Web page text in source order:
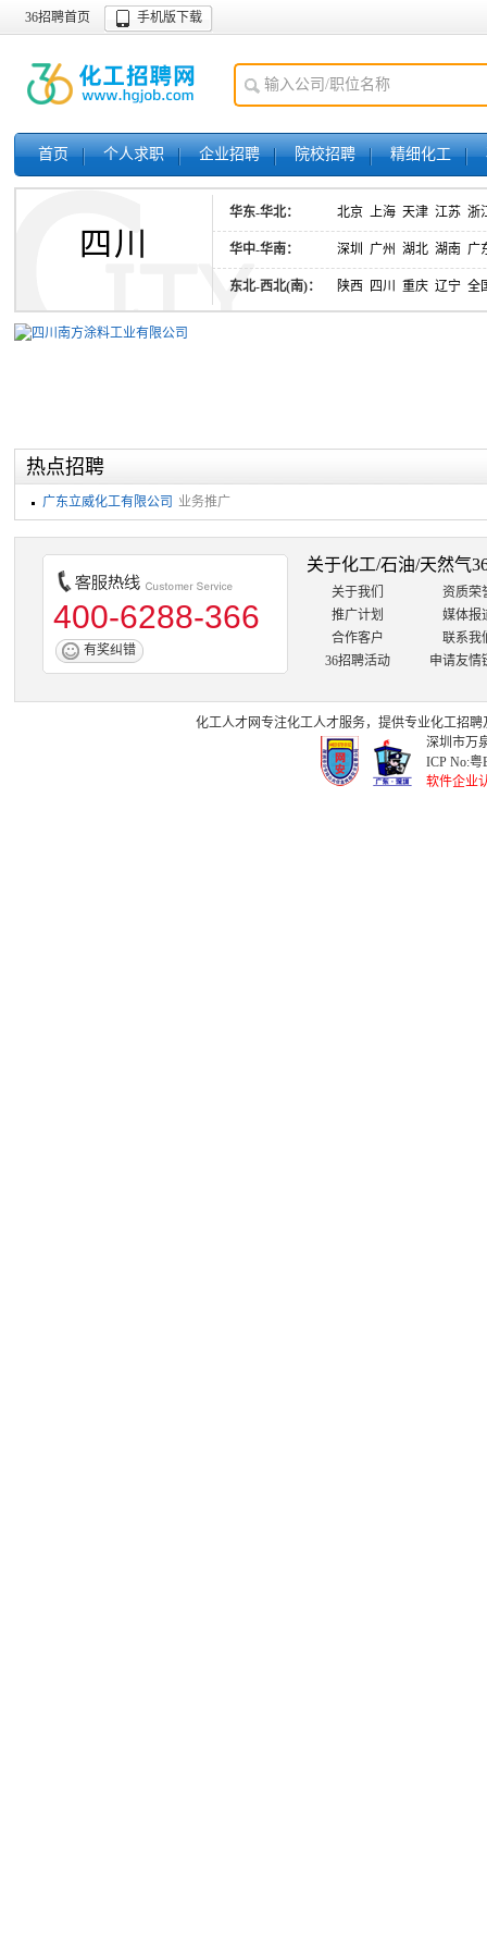
36招聘首页 手机版下载
首页 个人求职 企业招聘 院校招聘 精细化工
四川
华东-华北： 北京 上海 天津 江苏 浙
华中-华南： 深圳 广州 湖北 湖南 广
东北-西北(南)： 陕西 四川 重庆 辽宁 全
热点招聘
广东立威化工有限公司 业务推广
400-6288-366
有奖纠错
关于化工/石油/天然气
关于我们
资质荣
推广计划
媒体报
合作客户
联系我
36招聘活动
申请友情
化工人才网专注化工人才服务，提供专业化工招聘
深圳市万
ICP No:粤
软件企业